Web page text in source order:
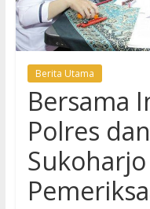
Berita Utama
Bersama
Polres